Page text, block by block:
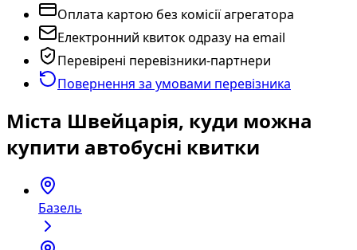
Оплата картою без комісії агрегатора
Електронний квиток одразу на email
Перевірені перевізники-партнери
Повернення за умовами перевізника
Міста Швейцарія, куди можна
купити автобусні квитки
Базель